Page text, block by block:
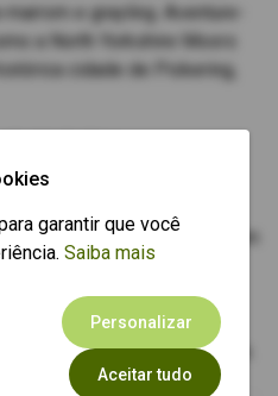
e grayling. Aventure-
a North Yorkshire Moors
cidade de Pickering,
de nossa
uma aventura familiar ou um
está aqui para
verdadeiramente
perfeito entre
do interior de Yorkshire.
garantir que você
Saiba mais
Personalizar
Aceitar tudo